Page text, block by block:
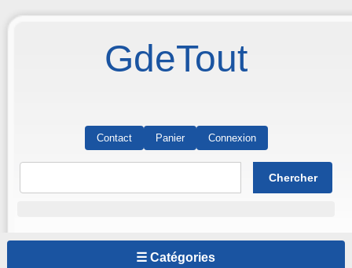
GdeTout
Contact Panier Connexion
☰ Catégories